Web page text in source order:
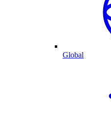
Global